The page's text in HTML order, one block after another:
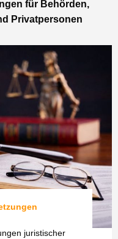
für Behörden,
Privatpersonen
juristischer